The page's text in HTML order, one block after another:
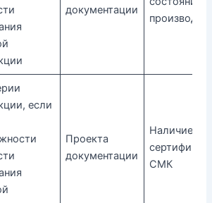
документации
если
Проекта
документации
Наличие
СМК